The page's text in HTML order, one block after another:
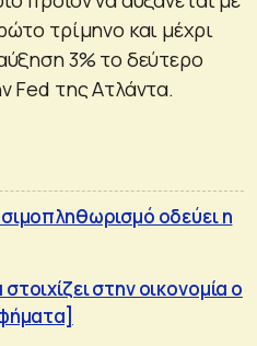
τρίμηνο και μέχρι
3% το δεύτερο
Fed της Ατλάντα.
οδεύει η
στην οικονομία ο